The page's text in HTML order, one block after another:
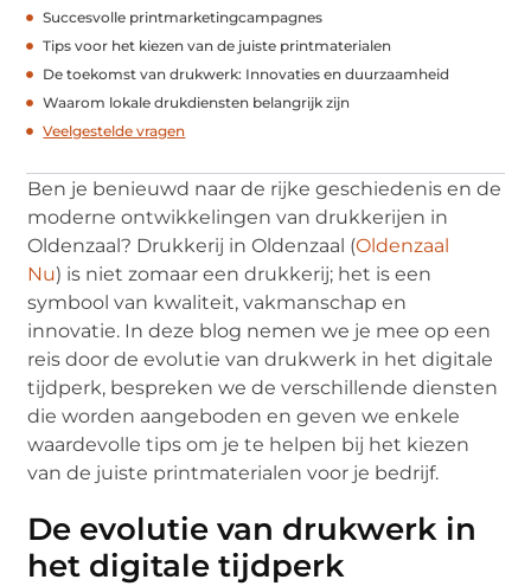
Succesvolle printmarketingcampagnes
Tips voor het kiezen van de juiste printmaterialen
De toekomst van drukwerk: Innovaties en duurzaamheid
Waarom lokale drukdiensten belangrijk zijn
Veelgestelde vragen
Ben je benieuwd naar de rijke geschiedenis en de
moderne ontwikkelingen van drukkerijen in
Oldenzaal? Drukkerij in Oldenzaal (Oldenzaal
Nu) is niet zomaar een drukkerij; het is een
symbool van kwaliteit, vakmanschap en
innovatie. In deze blog nemen we je mee op een
reis door de evolutie van drukwerk in het digitale
tijdperk, bespreken we de verschillende diensten
die worden aangeboden en geven we enkele
waardevolle tips om je te helpen bij het kiezen
van de juiste printmaterialen voor je bedrijf.
De evolutie van drukwerk in
het digitale tijdperk